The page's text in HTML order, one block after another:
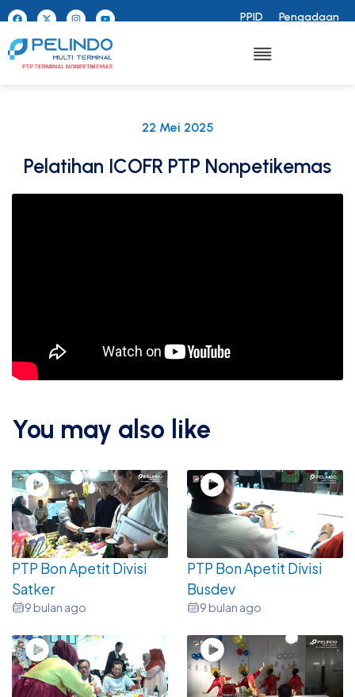
PPID Pengadaan
22 Mei 2025
Pelatihan ICOFR PTP Nonpetikemas
You may also like
PTP Bon Apetit Divisi
Satker
9 bulan ago
PTP Bon Apetit Divisi
Busdev
9 bulan ago